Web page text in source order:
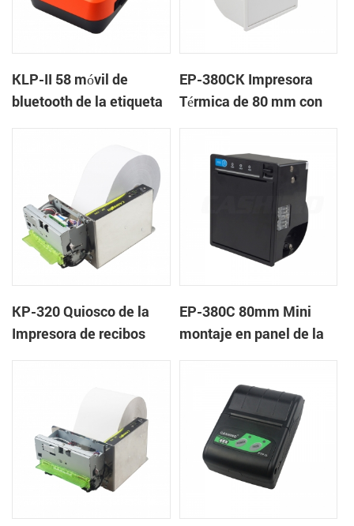
KLP-II 58 móvil de
bluetooth de la etiqueta
EP-380CK Impresora
Térmica de 80 mm con
KP-320 Quiosco de la
Impresora de recibos
EP-380C 80mm Mini
montaje en panel de la